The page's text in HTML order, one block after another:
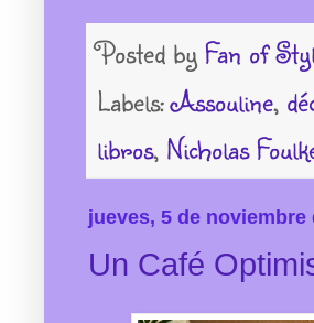
Posted by Fan of
Labels:Assouline,
libros, Nicholas
jueves, 5 de noviembre
Un Café